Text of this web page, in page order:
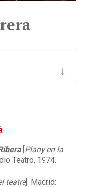
[Plany en la
Teatro, 1974.
teatre]. Madrid: